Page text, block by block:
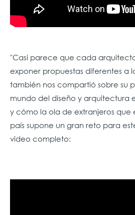
"Casi parece que cada
exponer propuestas diferentes a
también nos compartió sobre su
mundo del diseño y arquitectura
y cómo la ola de extranjeros que
país supone un gran reto para
video completo: